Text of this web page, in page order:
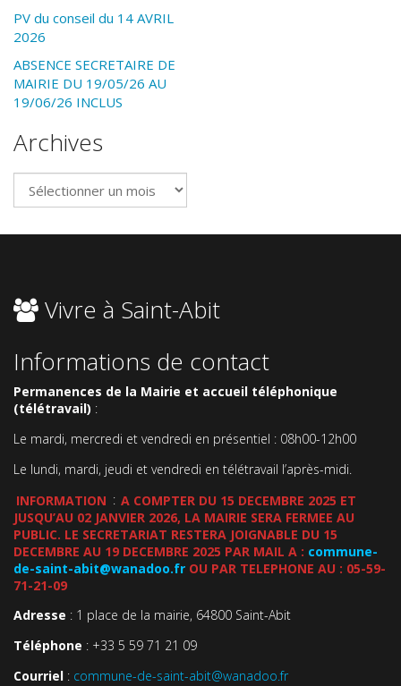
PV du conseil du 14 AVRIL
2026
ABSENCE SECRETAIRE DE
MAIRIE DU 19/05/26 AU
19/06/26 INCLUS
Archives
Archives
Vivre à Saint-Abit
Informations de contact
Permanences de la Mairie et accueil téléphonique
(télétravail) :
Le mardi, mercredi et vendredi en présentiel : 08h00-12h00
Le lundi, mardi, jeudi et vendredi en télétravail l’après-midi.
INFORMATION : A COMPTER DU 15 DECEMBRE 2025 ET
JUSQU’AU 02 JANVIER 2026, LA MAIRIE SERA FERMEE AU
PUBLIC. LE SECRETARIAT RESTERA JOIGNABLE DU 15
DECEMBRE AU 19 DECEMBRE 2025 PAR MAIL A : commune-
de-saint-abit@wanadoo.fr OU PAR TELEPHONE AU : 05-59-
71-21-09
Adresse : 1 place de la mairie, 64800 Saint-Abit
Téléphone : +33 5 59 71 21 09
Courriel : commune-de-saint-abit@wanadoo.fr